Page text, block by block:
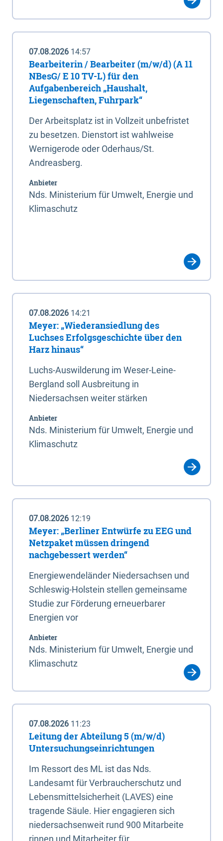
07.08.2026 14:57
Bearbeiterin / Bearbeiter (m/w/d) (A 11
NBesG/ E 10 TV-L) für den
Aufgabenbereich „Haushalt,
Liegenschaften, Fuhrpark“
Der Arbeitsplatz ist in Vollzeit unbefristet
zu besetzen. Dienstort ist wahlweise
Wernigerode oder Oderhaus/St.
Andreasberg.
Anbieter
Nds. Ministerium für Umwelt, Energie und
Klimaschutz
07.08.2026 14:21
Meyer: „Wiederansiedlung des
Luchses Erfolgsgeschichte über den
Harz hinaus“
Luchs-Auswilderung im Weser-Leine-
Bergland soll Ausbreitung in
Niedersachsen weiter stärken
Anbieter
Nds. Ministerium für Umwelt, Energie und
Klimaschutz
07.08.2026 12:19
Meyer: „Berliner Entwürfe zu EEG und
Netzpaket müssen dringend
nachgebessert werden“
Energiewendeländer Niedersachsen und
Schleswig-Holstein stellen gemeinsame
Studie zur Förderung erneuerbarer
Energien vor
Anbieter
Nds. Ministerium für Umwelt, Energie und
Klimaschutz
07.08.2026 11:23
Leitung der Abteilung 5 (m/w/d)
Untersuchungseinrichtungen
Im Ressort des ML ist das Nds.
Landesamt für Verbraucherschutz und
Lebensmittelsicherheit (LAVES) eine
tragende Säule. Hier engagieren sich
niedersachsenweit rund 900 Mitarbeite